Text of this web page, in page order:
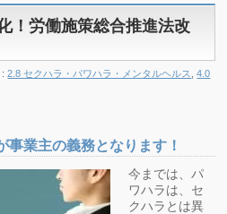
！労働施策総合推進法改
:2.8 セクハラ・パワハラ・メンタルヘルス ,4.0
事業主の義務となります！
今までは、パ
ワハラは、セ
クハラとは異